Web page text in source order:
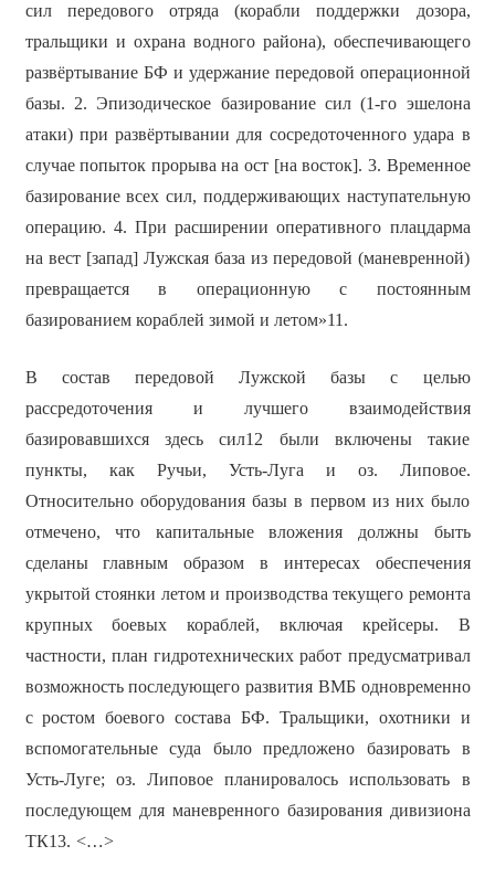
сил передового отряда (корабли поддержки дозора,
тральщики и охрана водного района), обеспечивающего
развёртывание БФ и удержание передовой операционной
базы. 2. Эпизодическое базирование сил (1-го эшелона
атаки) при развёртывании для сосредоточенного удара в
случае попыток прорыва на ост [на восток]. 3. Временное
базирование всех сил, поддерживающих наступательную
операцию. 4. При расширении оперативного плацдарма
на вест [запад] Лужская база из передовой (маневренной)
превращается в операционную с постоянным
базированием кораблей зимой и летом»11.
В состав передовой Лужской базы с целью
рассредоточения и лучшего взаимодействия
базировавшихся здесь сил12 были включены такие
пункты, как Ручьи, Усть-Луга и оз. Липовое.
Относительно оборудования базы в первом из них было
отмечено, что капитальные вложения должны быть
сделаны главным образом в интересах обеспечения
укрытой стоянки летом и производства текущего ремонта
крупных боевых кораблей, включая крейсеры. В
частности, план гидротехнических работ предусматривал
возможность последующего развития ВМБ одновременно
с ростом боевого состава БФ. Тральщики, охотники и
вспомогательные суда было предложено базировать в
Усть-Луге; оз. Липовое планировалось использовать в
последующем для маневренного базирования дивизиона
ТК13. <…>